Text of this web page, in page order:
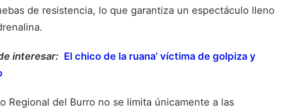
de resistencia, lo que garantiza un espectáculo lleno
interesar: El chico de la ruana’ víctima de golpiza y
Regional del Burro no se limita únicamente a las